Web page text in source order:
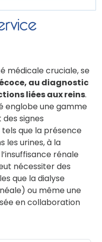
médicale cruciale, se
au diagnostic
liées aux reins.
englobe une gamme
signes
tels que la présence
les urines, à la
rénale
nécessiter des
que la dialyse
ou même une
en collaboration